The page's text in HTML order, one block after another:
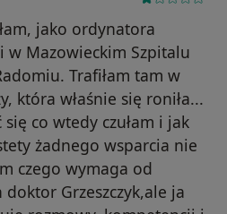
jako ordynatora
w Mazowieckim Szpitalu
Trafiłam tam w
która właśnie się roniła...
co wtedy czułam i jak
żadnego wsparcia nie
czego wymaga od
Grzeszczyk,ale ja